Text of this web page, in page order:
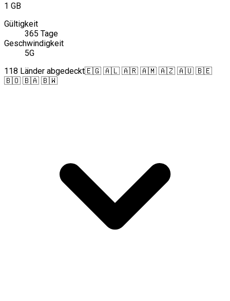
1 GB
Gültigkeit
365 Tage
Geschwindigkeit
5G
118 Länder abgedeckt🇪🇬 🇦🇱 🇦🇷 🇦🇲 🇦🇿 🇦🇺 🇧🇪
🇧🇴 🇧🇦 🇧🇼